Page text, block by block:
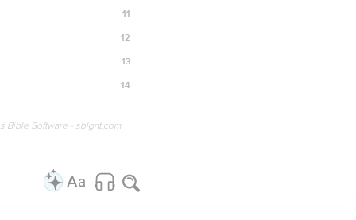
11
12
13
14
Bible Software - sblgnt.com